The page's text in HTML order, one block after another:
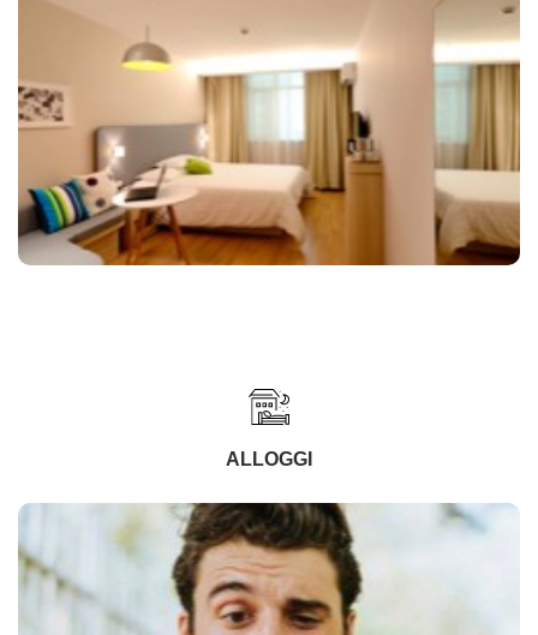
ALLOGGI